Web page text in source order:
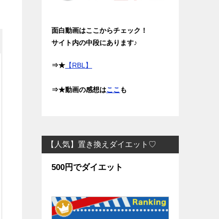
面白動画はここからチェック！
サイト内の中段にあります♪
⇒★ 【RBL】
⇒★動画の感想はここ も
【人気】置き換えダイエット♡
500円でダイエット